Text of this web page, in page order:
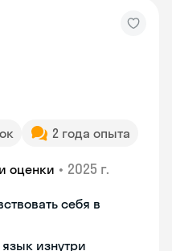
2 года опыта
оценки • 2025 г.
себя в
изнутри